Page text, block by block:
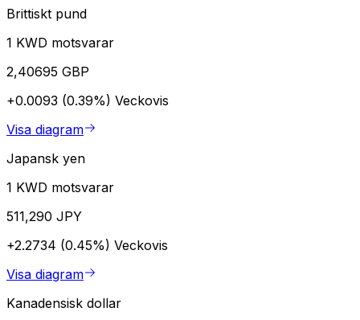
Brittiskt pund
1 KWD motsvarar
2,40695 GBP
+0.0093 (0.39%) Veckovis
Visa diagram
Japansk yen
1 KWD motsvarar
511,290 JPY
+2.2734 (0.45%) Veckovis
Visa diagram
Kanadensisk dollar